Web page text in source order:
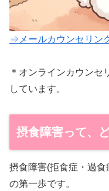
⇒メールカウンセリン
＊オンラインカウンセ
しています。
摂食障害って、
摂食障害(拒食症・過
の第一歩です。